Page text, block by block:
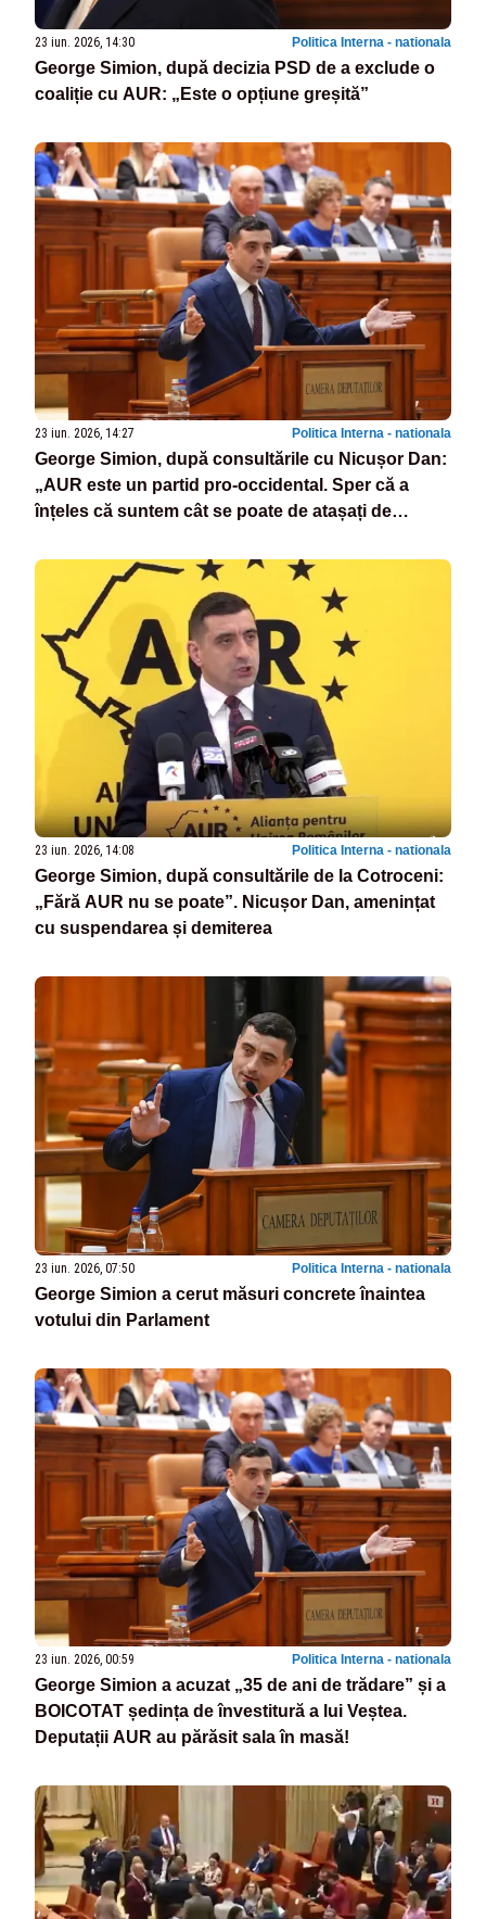
23 iun. 2026, 14:30 Politica Interna - nationala
George Simion, după decizia PSD de a exclude o
coaliție cu AUR: „Este o opțiune greșită”
23 iun. 2026, 14:27 Politica Interna - nationala
George Simion, după consultările cu Nicușor Dan:
„AUR este un partid pro-occidental. Sper că a
înțeles că suntem cât se poate de atașați de
23 iun. 2026, 14:08 Politica Interna - nationala
George Simion, după consultările de la Cotroceni:
„Fără AUR nu se poate”. Nicușor Dan, amenințat
cu suspendarea și demiterea
23 iun. 2026, 07:50 Politica Interna - nationala
George Simion a cerut măsuri concrete înaintea
votului din Parlament
23 iun. 2026, 00:59 Politica Interna - nationala
George Simion a acuzat „35 de ani de trădare” și a
BOICOTAT ședința de învestitură a lui Veștea.
Deputații AUR au părăsit sala în masă!